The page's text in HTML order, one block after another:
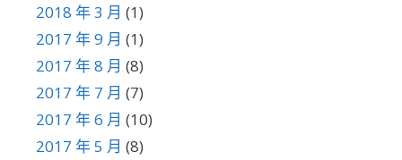
2018 年 3 月 (1)
2017 年 9 月 (1)
2017 年 8 月 (8)
2017 年 7 月 (7)
2017 年 6 月 (10)
2017 年 5 月 (8)